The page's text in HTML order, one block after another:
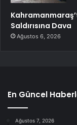
Saldırısına Dava
Ağustos 6, 2026
En Güncel
Ağustos 7, 2026